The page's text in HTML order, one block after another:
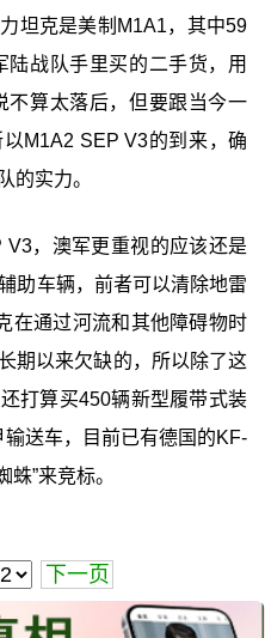
坦克是美制M1A1，其中59
战队手里买的二手货，用
不算太落后，但要跟当今一
M1A2 SEP V3的到来，确
的实力。
V3，澳军更重视的应该还是
助车辆，前者可以清除地雷
在通过河流和其他障碍物时
期以来欠缺的，所以除了这
打算买450辆新型履带式装
送车，目前已有德国的KF-
蛛”来竞标。
下一页